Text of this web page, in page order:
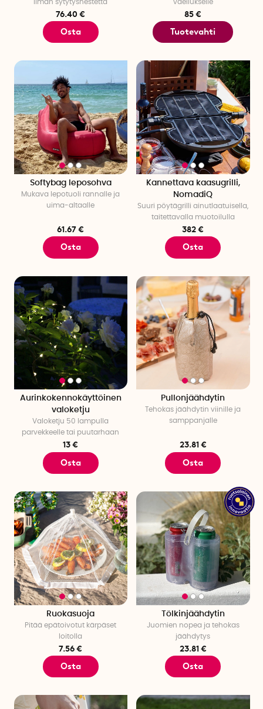
ilman sytytysnestettä
76.40 €
Osta
vaellukselle
85 €
Tuotevahti
Softybag leposohva
Mukava lepotuoli rannalle ja
uima-altaalle
61.67 €
Osta
Kannettava kaasugrilli,
NomadiQ
Suuri pöytägrilli ainutlaatuisella,
taitettavalla muotoilulla
382 €
Osta
Aurinkokennokäyttöinen
valoketju
Valoketju 50 lampulla
parvekkeelle tai puutarhaan
13 €
Osta
Pullonjäähdytin
Tehokas jäähdytin viinille ja
samppanjalle
23.81 €
Osta
Ruokasuoja
Pitää epätoivotut kärpäset
loitolla
7.56 €
Osta
Tölkinjäähdytin
Juomien nopea ja tehokas
jäähdytys
23.81 €
Osta